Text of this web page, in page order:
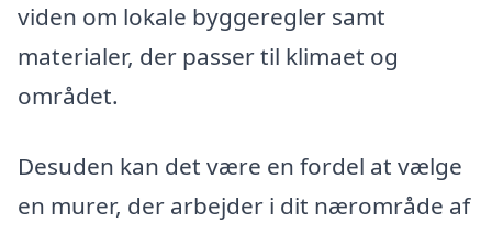
viden om lokale byggeregler samt
materialer, der passer til klimaet og
området.
Desuden kan det være en fordel at vælge
en murer, der arbejder i dit nærområde af